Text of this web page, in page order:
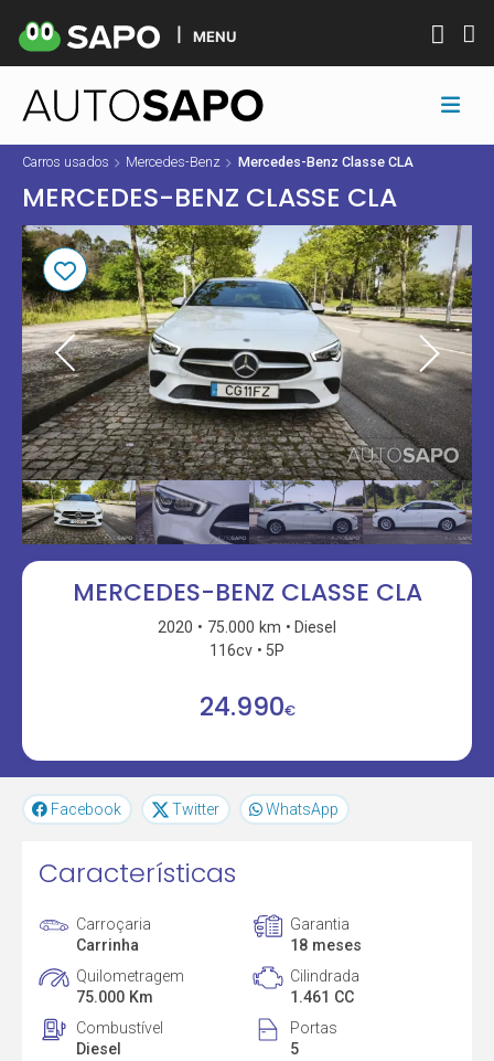
MENU
Carros usados Mercedes-Benz Mercedes-Benz Classe CLA
MERCEDES-BENZ CLASSE CLA
MERCEDES-BENZ CLASSE CLA
2020 75.000 km
Diesel
116cv
5P
24.990€
Facebook Twitter WhatsApp
Características
Carroçaria
Carrinha
Garantia
18 meses
Quilometragem
75.000 Km
Cilindrada
1.461 CC
Combustível
Diesel
Portas
5